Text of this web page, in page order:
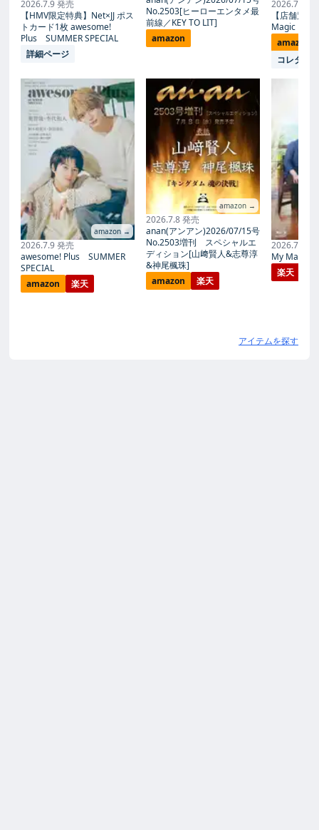
2026.7.9 発売
【HMV限定特典】Net×JJ ポス
トカード1枚 awesome!
Plus SUMMER SPECIAL
詳細ページ
amazon →
2026.7.9 発売
awesome! Plus SUMMER
SPECIAL
amazon
楽天
No.2503[ヒーローエンタメ最
前線／KEY TO LIT]
amazon
amazon →
2026.7.8 発売
anan(アンアン)2026/07/15号
No.2503増刊 スペシャルエ
ディション[山﨑賢人&志尊淳
&神尾楓珠]
amazon
楽天
2026.7.27
【店舗別
Magic
amazon
コレタメ
2026.7.27
My Magic
楽天
アイテムを探す